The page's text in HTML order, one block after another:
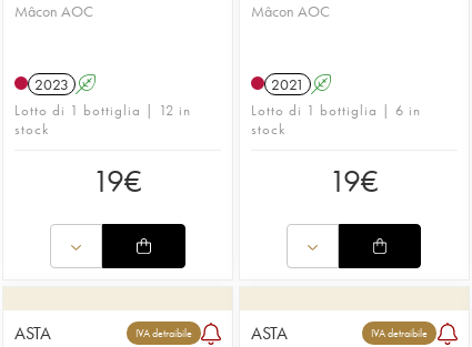
Mâcon AOC
2023 A
Lotto di 1 bottiglia | 12 in
stock
19€
Mâcon AOC
2021 A
Lotto di 1 bottiglia | 6 in
stock
19€
ASTA IVA detraibile ASTA IVA detraibile